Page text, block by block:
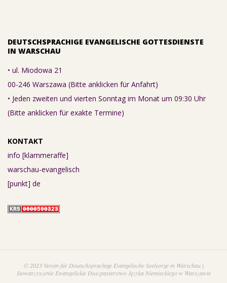
DEUTSCHSPRACHIGE EVANGELISCHE GOTTESDIENSTE
IN WARSCHAU
• ul. Miodowa 21
00-246 Warszawa (Bitte anklicken für Anfahrt)
• Jeden zweiten und vierten Sonntag im Monat um 09:30 Uhr
(Bitte anklicken für exakte Termine)
KONTAKT
info [klammeraffe]
warschau-evangelisch
[punkt] de
© 2023 Verein für Deutschsprachige Evangelische Seelsorge in Warschau |
Stowarzyszenie Ewangelickie Duszpasterstwo Języka Niemieckiego w Warszawie